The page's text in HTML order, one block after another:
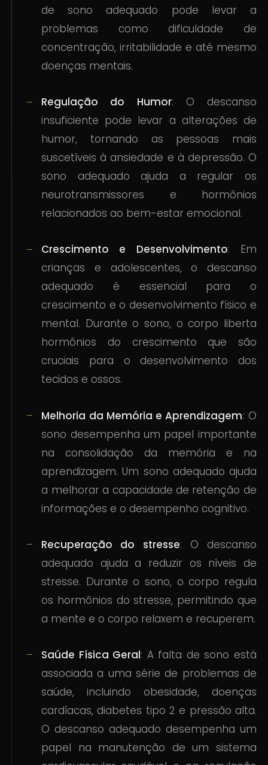
de sono adequado pode levar a
problemas como dificuldade de
concentração, irritabilidade e até mesmo
doenças mentais.
Regulação do Humor: O descanso
insuficiente pode levar a alterações de
humor, tornando as pessoas mais
suscetíveis à ansiedade e à depressão. O
sono adequado ajuda a regular os
neurotransmissores e hormônios
relacionados ao bem-estar emocional.
Crescimento e Desenvolvimento: Em
crianças e adolescentes, o descanso
adequado é essencial para o
crescimento e o desenvolvimento físico e
mental. Durante o sono, o corpo liberta
hormônios do crescimento que são
cruciais para o desenvolvimento dos
tecidos e ossos.
Melhoria da Memória e Aprendizagem: O
sono desempenha um papel importante
na consolidação da memória e na
aprendizagem. Um sono adequado ajuda
a melhorar a capacidade de retenção de
informações e o desempenho cognitivo.
Recuperação do stresse: O descanso
adequado ajuda a reduzir os níveis de
stresse. Durante o sono, o corpo regula
os hormônios do stresse, permitindo que
a mente e o corpo relaxem e recuperem.
Saúde Física Geral: A falta de sono está
associada a uma série de problemas de
saúde, incluindo obesidade, doenças
cardíacas, diabetes tipo 2 e pressão alta.
O descanso adequado desempenha um
papel na manutenção de um sistema